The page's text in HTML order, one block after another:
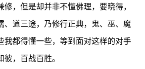
，但是却并非不懂佛理，要晓得，
、道三途，乃修行正典，鬼、巫、魔
我都得懂一些，等到面对这样的对手
，百战百胜。